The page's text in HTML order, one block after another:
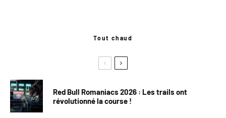
Tout chaud
Red Bull Romaniacs 2026 : Les trails ont
révolutionné la course !